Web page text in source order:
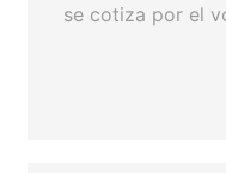
se cotiza por el
metro cúbico?
más grande, el